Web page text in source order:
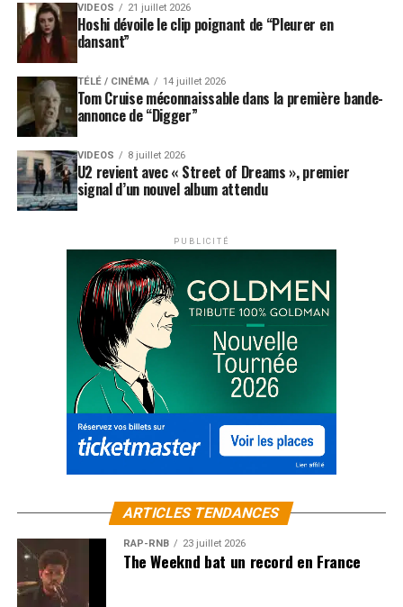
VIDEOS 21 juillet 2026
Hoshi dévoile le clip poignant de “Pleurer en
dansant”
TÉLÉ / CINÉMA 14 juillet 2026
Tom Cruise méconnaissable dans la première bande-
annonce de “Digger”
VIDEOS 8 juillet 2026
U2 revient avec « Street of Dreams », premier
signal d’un nouvel album attendu
PUBLICITÉ
ARTICLES TENDANCES
RAP-RNB 23 juillet 2026
The Weeknd bat un record en France